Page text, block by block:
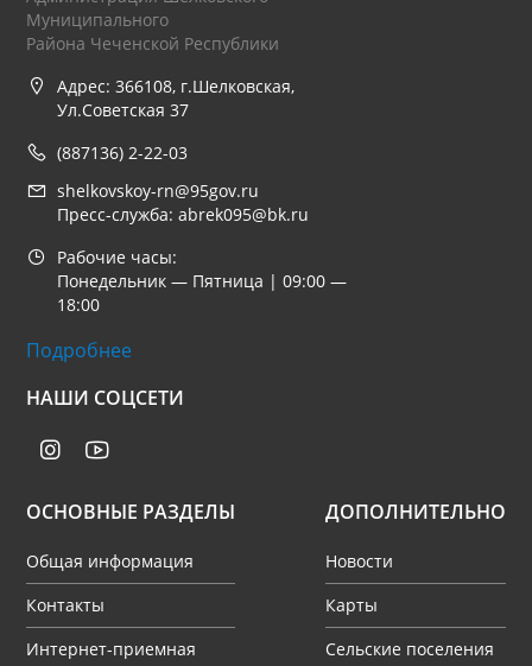
Муниципального
Района Чеченской Республики
Адрес: 366108, г.Шелковская,
Ул.Советская 37
(887136) 2-22-03
shelkovskoy-rn@95gov.ru
Пресс-служба: abrek095@bk.ru
Рабочие часы:
Понедельник — Пятница | 09:00 —
18:00
Подробнее
НАШИ СОЦСЕТИ
ОСНОВНЫЕ РАЗДЕЛЫ
Общая информация
Контакты
Интернет-приемная
ДОПОЛНИТЕЛЬНО
Новости
Карты
Сельские поселения